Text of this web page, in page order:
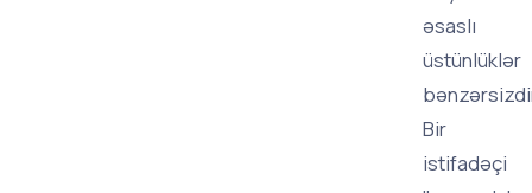
əsaslı
üstünlüklər
Bir
istifadəçi